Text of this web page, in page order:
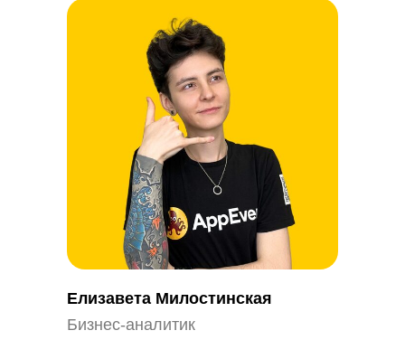
Елизавета Милостинская
Бизнес-аналитик